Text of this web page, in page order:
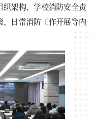
架构、学校消防安全责
日常消防工作开展等内